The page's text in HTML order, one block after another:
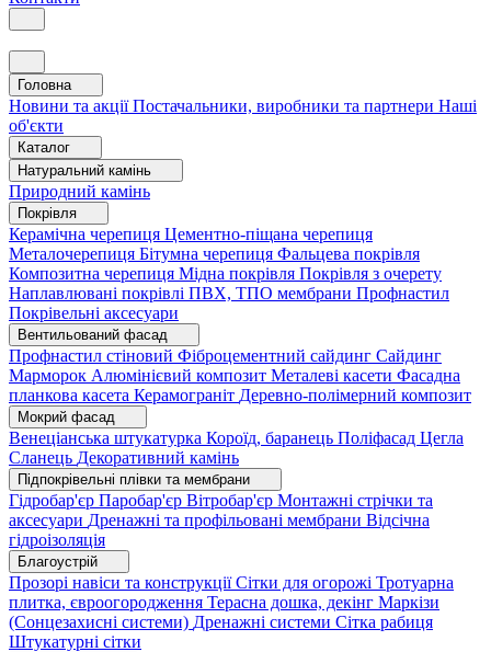
Головна
Новини та акціїПостачальники, виробники та партнери Наші
об'єкти
Каталог
Натуральний камінь
Природний камінь
Покрівля
Керамічна черепиця Цементно-піщана черепиця
Металочерепиця Бітумна черепиця Фальцева покрівля
Композитна черепиця Мідна покрівля Покрівля з очерету
Наплавлювані покрівлі ПВХ, ТПО мембрани Профнастил
Покрівельні аксесуари
Вентильований фасад
Профнастил стіновий Фіброцементний сайдинг Сайдинг
Марморок Алюмінієвий композит Металеві касети Фасадна
планкова касета Керамограніт Деревно-полімерний композит
Мокрий фасад
Венеціанська штукатурка Короїд, баранець Поліфасад Цегла
Сланець Декоративний камінь
Підпокрівельні плівки та мембрани
Гідробар'єр Паробар'єр Вітробар'єр Монтажні стрічки та
аксесуари Дренажні та профільовані мембрани Відсічна
гідроізоляція
Благоустрій
Прозорі навіси та конструкціїСітки для огорожі Тротуарна
плитка, євроогородження Терасна дошка, декінг Маркізи
(Сонцезахисні системи) Дренажні системи Сітка рабиця
Штукатурні сітки